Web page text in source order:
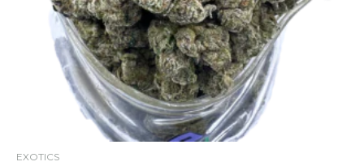
EXOTICS